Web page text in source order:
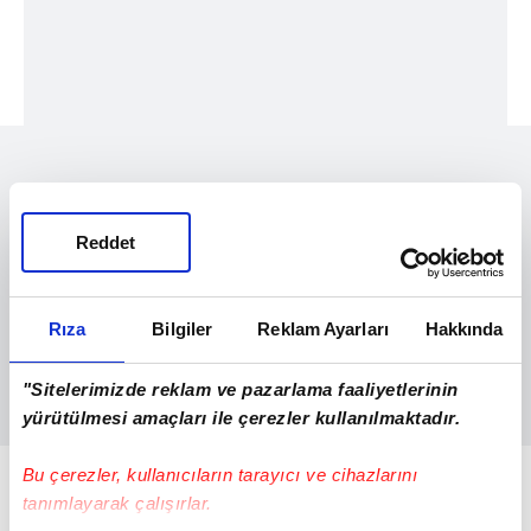
Rıza Bilgiler Reklam Ayarları Hakkında
"Sitelerimizde reklam ve pazarlama faaliyetlerinin
yürütülmesi amaçları ile çerezler kullanılmaktadır.
Bu çerezler, kullanıcıların tarayıcı ve cihazlarını
tanımlayarak çalışırlar.
Reddet
Bu dönemde LNG ithalatında ise ABD 2
milyar 321 milyon metreküp ithalatla ilk